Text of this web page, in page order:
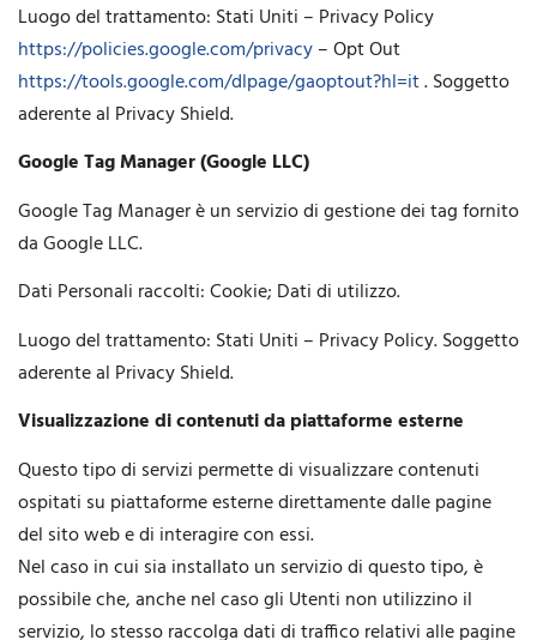
Luogo del trattamento: Stati Uniti – Privacy Policy
https://policies.google.com/privacy– Opt Out
https://tools.google.com/dlpage/gaoptout?hl=it. Soggetto
aderente al Privacy Shield.
Google Tag Manager (Google LLC)
Google Tag Manager è un servizio di gestione dei tag fornito
da Google LLC.
Dati Personali raccolti: Cookie; Dati di utilizzo.
Luogo del trattamento: Stati Uniti – Privacy Policy. Soggetto
aderente al Privacy Shield.
Visualizzazione di contenuti da piattaforme esterne
Questo tipo di servizi permette di visualizzare contenuti
ospitati su piattaforme esterne direttamente dalle pagine
del sito web e di interagire con essi.
Nel caso in cui sia installato un servizio di questo tipo, è
possibile che, anche nel caso gli Utenti non utilizzino il
servizio, lo stesso raccolga dati di traffico relativi alle pagine